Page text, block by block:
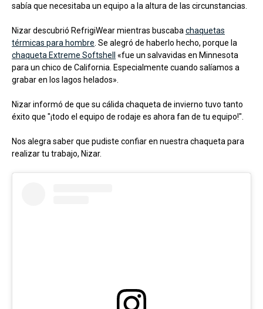
sabía que necesitaba un equipo a la altura de las circunstancias.
Nizar descubrió RefrigiWear mientras buscaba chaquetas
térmicas para hombre . Se alegró de haberlo hecho, porque la
chaqueta Extreme Softshell
«fue un salvavidas en Minnesota
para un chico de California. Especialmente cuando salíamos a
grabar en los lagos helados».
Nizar informó de que su cálida chaqueta de invierno tuvo tanto
éxito que "¡todo el equipo de rodaje es ahora fan de tu equipo!".
Nos alegra saber que pudiste confiar en nuestra chaqueta para
realizar tu trabajo, Nizar.